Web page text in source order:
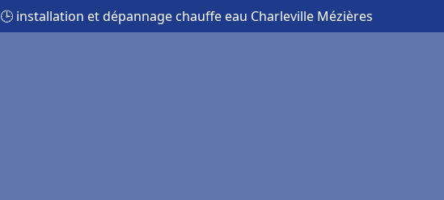
🕒 installation et dépannage chauffe eau Charleville Mézières